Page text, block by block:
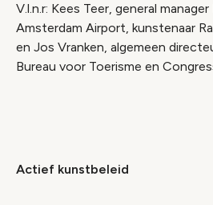
V.l.n.r: Kees Teer, general
Amsterdam Airport, kunstenaar
en Jos Vranken, algemeen
Bureau voor Toerisme en
Actief kunstbeleid